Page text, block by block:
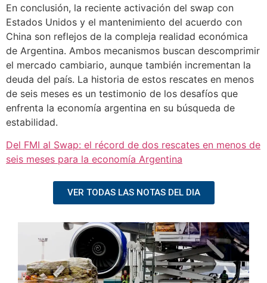
En conclusión, la reciente activación del swap con
Estados Unidos y el mantenimiento del acuerdo con
China son reflejos de la compleja realidad económica
de Argentina. Ambos mecanismos buscan descomprimir
el mercado cambiario, aunque también incrementan la
deuda del país. La historia de estos rescates en menos
de seis meses es un testimonio de los desafíos que
enfrenta la economía argentina en su búsqueda de
estabilidad.
Del FMI al Swap: el récord de dos rescates en menos de
seis meses para la economía Argentina
VER TODAS LAS NOTAS DEL DIA